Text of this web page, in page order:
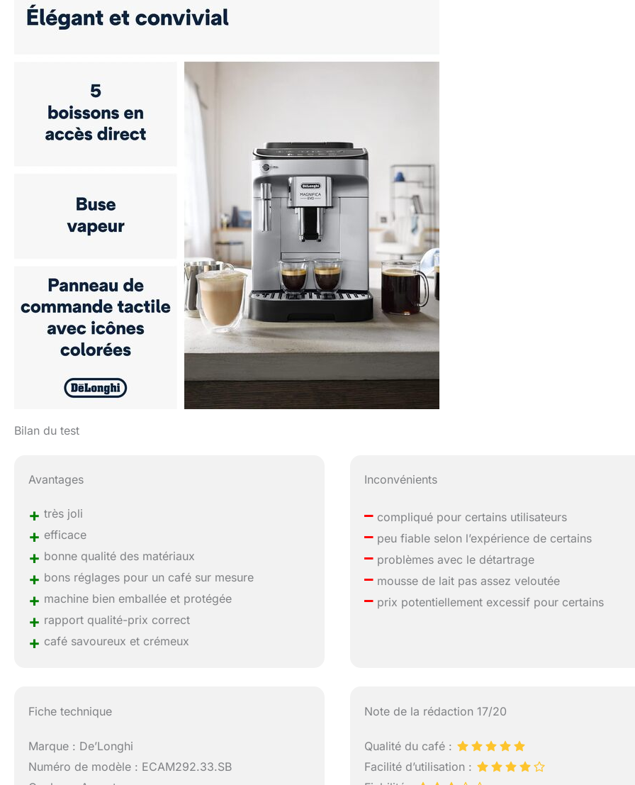
Bilan du test
Avantages
+ très joli
+ efficace
+ bonne qualité des matériaux
+ bons réglages pour un café sur mesure
+ machine bien emballée et protégée
+ rapport qualité-prix correct
+ café savoureux et crémeux
Inconvénients
– compliqué pour certains utilisateurs
– peu fiable selon l’expérience de certains
– problèmes avec le détartrage
– mousse de lait pas assez veloutée
– prix potentiellement excessif pour certains
Fiche technique
Marque : De’Longhi
Numéro de modèle : ECAM292.33.SB
Note de la rédaction 17/20
Qualité du café :
Facilité d’utilisation :